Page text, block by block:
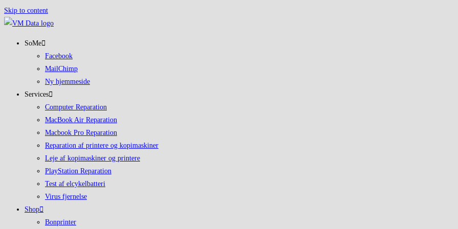
Skip to content
SoMe
Facebook
MailChimp
Ny hjemmeside
Services
Computer Reparation
MacBook Air Reparation
Macbook Pro Reparation
Reparation af printere og kopimaskiner
Leje af kopimaskiner og printere
PlayStation Reparation
Test af elcykelbatteri
Virus fjernelse
Shop
Bonprinter